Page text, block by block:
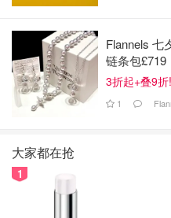
Flannels 七
链条包£719
3折起+叠9
1
大家都在抢
1